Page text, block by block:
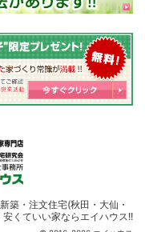
新築・注文住宅(秋田・大仙・
くていい家ならエイハウス!!